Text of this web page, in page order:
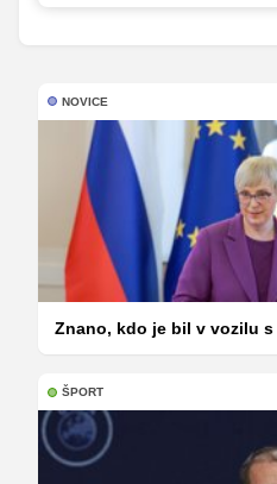
NOVICE
Znano, kdo je bil v vozilu
ŠPORT